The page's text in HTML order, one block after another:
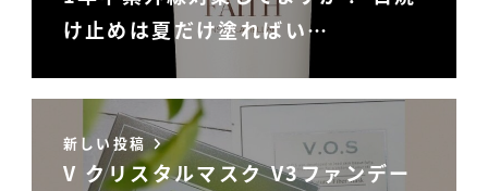
け止めは夏だけ塗ればい…
新しい投稿
V クリスタルマスク V3ファンデー